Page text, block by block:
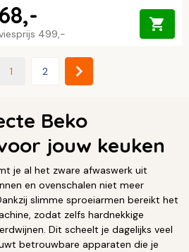
499,-
1 2
Beko
jouw keuken
je al het zware afwaswerk uit
en ovenschalen niet meer
slimme sproeiarmen bereikt het
zodat zelfs hardnekkige
Dit scheelt je dagelijks veel
betrouwbare apparaten die je